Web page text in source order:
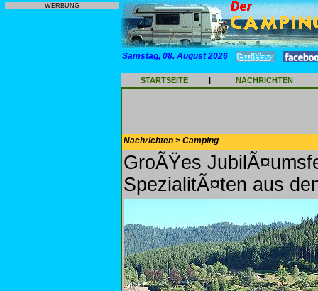
WERBUNG
Samstag, 08. August 2026
STARTSEITE | NACHRICHTEN
Nachrichten > Camping
GroÃŸes
SpezialitÃ¤ten aus